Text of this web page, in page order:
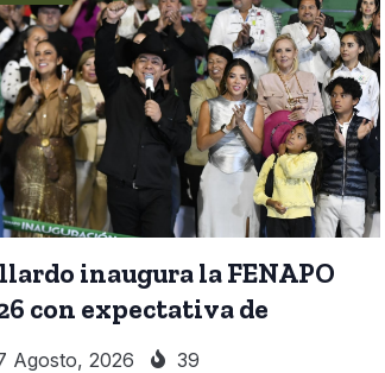
inaugura la FENAPO
con expectativa de
Agosto, 2026 39